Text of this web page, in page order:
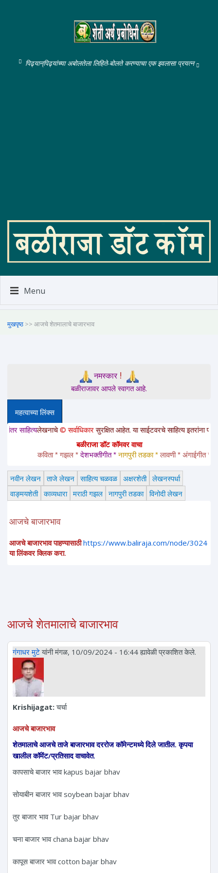
पिढ्यान्‌पिढ्यांच्या अबोलतेला लिहिते-बोलते करण्याचा एक इवलासा प्रयत्न
Menu
मुखपृष्ठ >> आजचे शेतमालाचे बाजारभाव
नमस्कार!
बळीराजावर आपले स्वागत आहे.
महत्वाच्या लिंक्स
लेखनाचे© सर्वाधिकारसुरक्षित आहेत. या साईटवरचे साहित्य इतरांना पाठवायचे
बळीराजा डॉट कॉमवर वाचा
कविता * गझल * देशभक्तीगीत * नागपुरी तडका * लावणी * अंगाईगीत *
नवीन लेखन ताजे लेखन साहित्य चळवळ अक्षरशेती लेखनस्पर्धा
वाङ्मयशेती काव्यधारा मराठी गझल नागपुरी तडका विनोदी लेखन
आजचे बाजारभाव
आजचे बाजारभाव पाहण्यासाठी https://www.baliraja.com/node/3024
या लिंकवर क्लिक करा.
आजचे शेतमालाचे बाजारभाव
गंगाधर मुटेयांनी मंगळ, 10/09/2024 - 16:44 ह्यावेळी प्रकाशित केले.
Krishijagat:चर्चा
आजचे बाजारभाव
शेतमालाचे आजचे ताजे बाजारभाव दररोज कॉमेन्टमध्ये दिले जातील. कृपया
खालील कॉमेंट/प्रतिसाद वाचावेत.
कापसाचे बाजार भाव kapus bajar bhav
सोयाबीन बाजार भाव soybean bajar bhav
तुर बाजार भाव Tur bajar bhav
चना बाजार भाव chana bajar bhav
कापूस बाजार भाव cotton bajar bhav